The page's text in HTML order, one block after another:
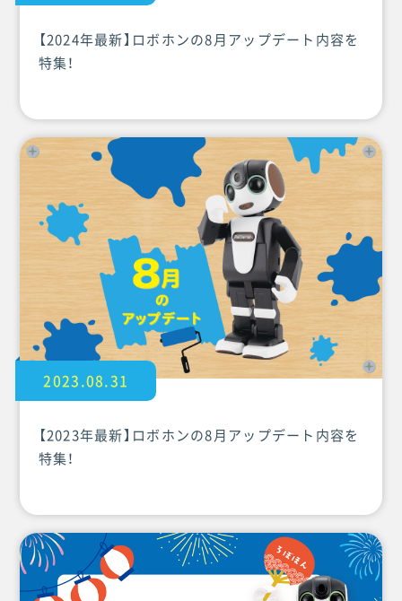
【2024年最新】ロボホンの8月アップデート内容を
特集！
2023.08.31
【2023年最新】ロボホンの8月アップデート内容を
特集！